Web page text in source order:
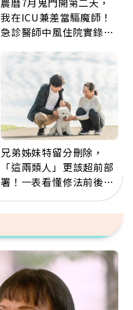
我在ICU兼差當驅魔師！
急診醫師中風住院實錄：
兄弟姊妹特留分刪除，
「這兩類人」更該超前部
署！一表看懂修法前後差
異：沒留遺囑手足反而分
更多